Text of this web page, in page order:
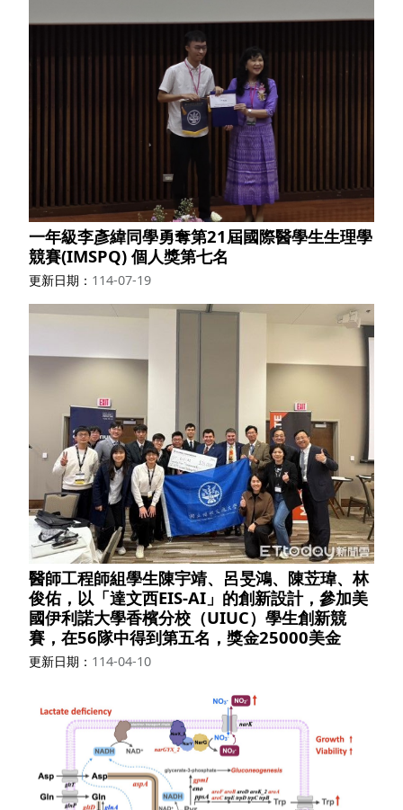
一年級李彥緯同學勇奪第21屆國際醫學生生理學
競賽(IMSPQ) 個人獎第七名
更新日期 114-07-19
醫師工程師組學生陳宇靖、呂旻鴻、陳苙瑋、林
俊佑，以「達文西EIS-AI」的創新設計，參加美
國伊利諾大學香檳分校（UIUC）學生創新競
賽，在56隊中得到第五名，獎金25000美金
更新日期 114-04-10